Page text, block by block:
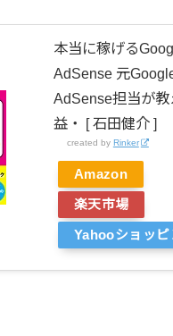
本当に稼げる
AdSense 元
AdSense担当が教
益・ [ 石田健介 ]
created by Rinker
Amazon
楽天市場
Yahooショッピ